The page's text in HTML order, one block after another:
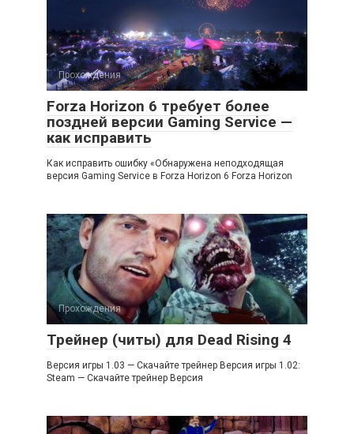
Прохождения
Forza Horizon 6 требует более
поздней версии Gaming Service —
как исправить
Как исправить ошибку «Обнаружена неподходящая
версия Gaming Service в Forza Horizon 6 Forza Horizon
Прохождения
Трейнер (читы) для Dead Rising 4
Версия игры 1.03 — Скачайте трейнер Версия игры 1.02:
Steam — Скачайте трейнер Версия